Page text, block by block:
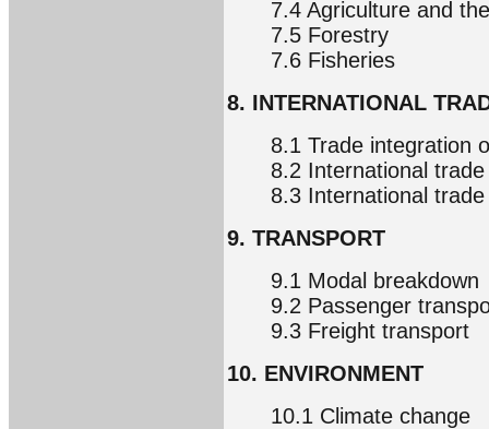
7.4 Agriculture and
7.5 Forestry
7.6 Fisheries
8. INTERNATIONAL
8.1 Trade integration
8.2 International
8.3 International
9. TRANSPORT
9.1 Modal breakdown
9.2 Passenger
9.3 Freight transport
10. ENVIRONMENT
10.1 Climate change